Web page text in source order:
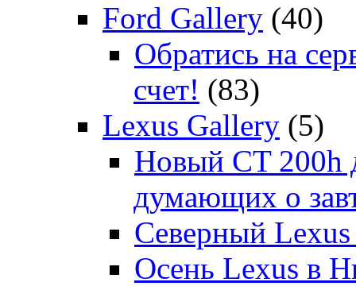
Ford Gallery (40)
Обратись на
счет! (83)
Lexus Gallery (5)
Новый CT 200h
думающих о
Северный Lexus
Осень Lexus в